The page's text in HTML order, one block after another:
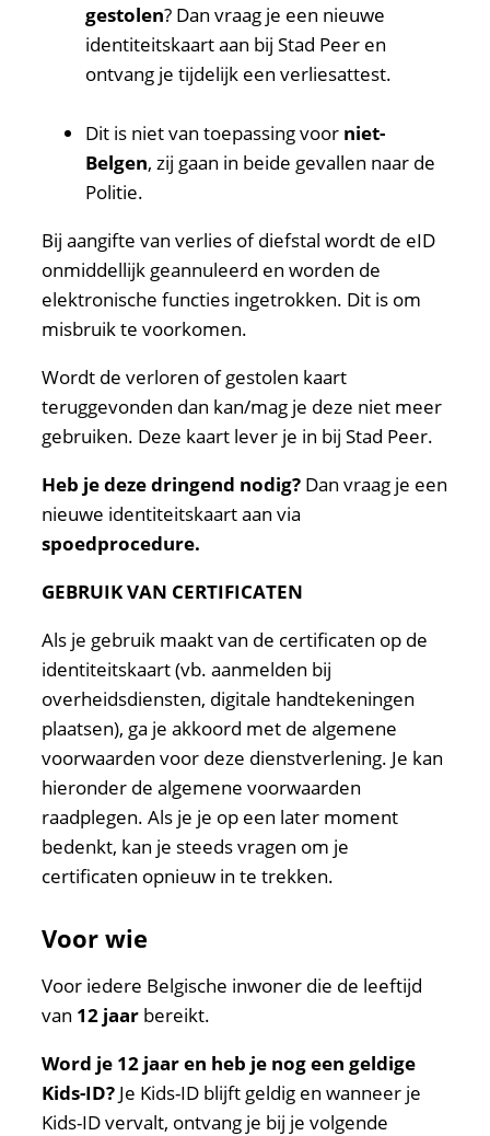
gestolen? Dan vraag je een nieuwe
identiteitskaart aan bij Stad Peer en
ontvang je tijdelijk een verliesattest.
Dit is niet van toepassing voor niet-
Belgen, zij gaan in beide gevallen naar de
Politie.
Bij aangifte van verlies of diefstal wordt de eID
onmiddellijk geannuleerd en worden de
elektronische functies ingetrokken. Dit is om
misbruik te voorkomen.
Wordt de verloren of gestolen kaart
teruggevonden dan kan/mag je deze niet meer
gebruiken. Deze kaart lever je in bij Stad Peer.
Heb je deze dringend nodig? Dan vraag je een
nieuwe identiteitskaart aan via
spoedprocedure.
GEBRUIK VAN CERTIFICATEN
Als je gebruik maakt van de certificaten op de
identiteitskaart (vb. aanmelden bij
overheidsdiensten, digitale handtekeningen
plaatsen), ga je akkoord met de algemene
voorwaarden voor deze dienstverlening. Je kan
hieronder de algemene voorwaarden
raadplegen. Als je je op een later moment
bedenkt, kan je steeds vragen om je
certificaten opnieuw in te trekken.
Voor wie
Voor iedere Belgische inwoner die de leeftijd
van 12 jaar bereikt.
Word je 12 jaar en heb je nog een geldige
Kids-ID? Je Kids-ID blijft geldig en wanneer je
Kids-ID vervalt, ontvang je bij je volgende